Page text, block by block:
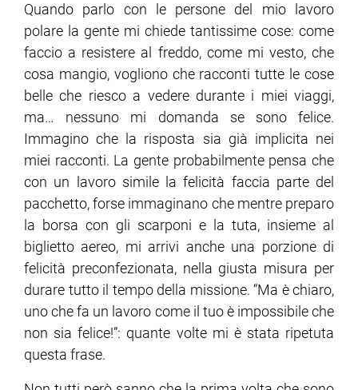
Quando parlo con le persone del mio lavoro
polare la gente mi chiede tantissime cose: come
faccio a resistere al freddo, come mi vesto, che
cosa mangio, vogliono che racconti tutte le cose
belle che riesco a vedere durante i miei viaggi,
ma… nessuno mi domanda se sono felice.
Immagino che la risposta sia già implicita nei
miei racconti. La gente probabilmente pensa che
con un lavoro simile la felicità faccia parte del
pacchetto, forse immaginano che mentre preparo
la borsa con gli scarponi e la tuta, insieme al
biglietto aereo, mi arrivi anche una porzione di
felicità preconfezionata, nella giusta misura per
durare tutto il tempo della missione. “Ma è chiaro,
uno che fa un lavoro come il tuo è impossibile che
non sia felice!”: quante volte mi è stata ripetuta
questa frase.